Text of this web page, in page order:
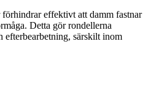
effektivt att damm fastnar
Detta gör rondellerna
efterbearbetning, särskilt inom